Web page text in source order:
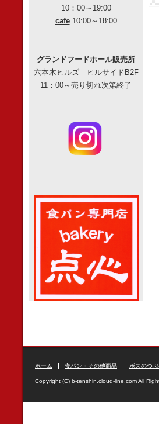
10：00～19:00
cafe10:00～18:00
グランドフードホール販売所
六本木ヒルズ ヒルサイドB2F
11：00～売り切れ次第終了
ホーム 食パン・その他商品 ボスのつぶ
Copyright (C) b-tenshin.cloud-line.com All